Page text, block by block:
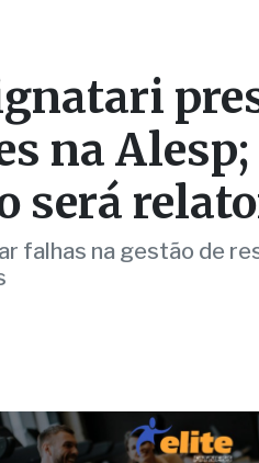
na
será
falhas na gestão de